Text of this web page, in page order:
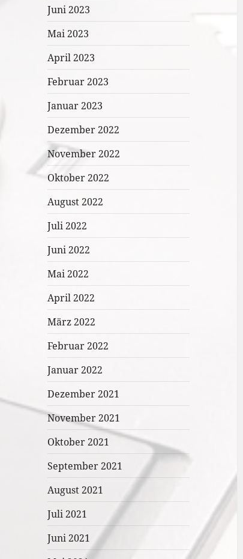
Juni 2023
Mai 2023
April 2023
Februar 2023
Januar 2023
Dezember 2022
November 2022
Oktober 2022
August 2022
Juli 2022
Juni 2022
Mai 2022
April 2022
März 2022
Februar 2022
Januar 2022
Dezember 2021
November 2021
Oktober 2021
September 2021
August 2021
Juli 2021
Juni 2021